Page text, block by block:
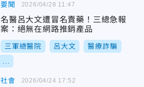
要聞
名醫呂大文遭冒名賣藥！三總急報
案：絕無在網路推銷產品
三軍總醫院 呂大文 醫療詐騙
2026/04/28 11:47
社會 2026/04/24 17:52